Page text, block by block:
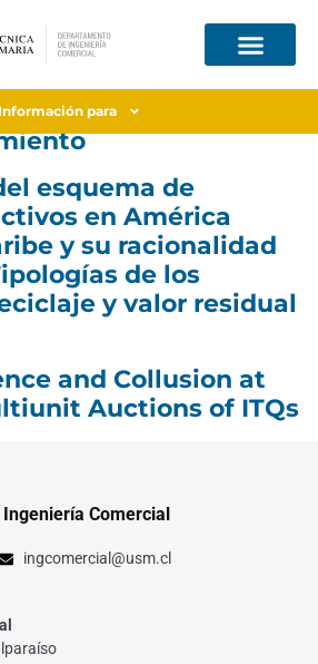
Información paradel período de
esquema de
en América
y su racionalidad
de los
y valor residual
and Collusion at
Auctions of ITQs
Comercial
ingcomercial@usm.cl